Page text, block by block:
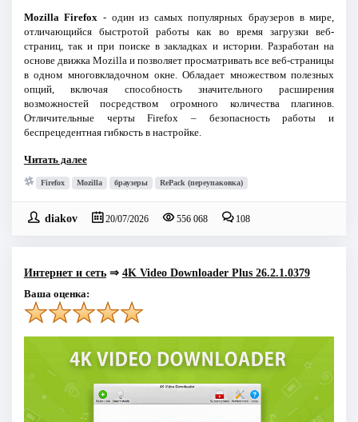
Mozilla Firefox - один из самых популярных браузеров в мире,
отличающийся быстротой работы как во время загрузки веб-
страниц, так и при поиске в закладках и истории. Разработан на
основе движка Mozilla и позволяет просматривать все веб-страницы
в одном многовкладочном окне. Обладает множеством полезных
опций, включая способность значительного расширения
возможностей посредством огромного количества плагинов.
Отличительные черты Firefox – безопасность работы и
беспрецедентная гибкость в настройке.
Читать далее
Firefox Mozilla браузеры RePack (переупаковка)
diakov 20/07/2026 556 068 108
Интернет и сеть⇒ 4K Video Downloader Plus 26.2.1.0379
Ваша оценка: